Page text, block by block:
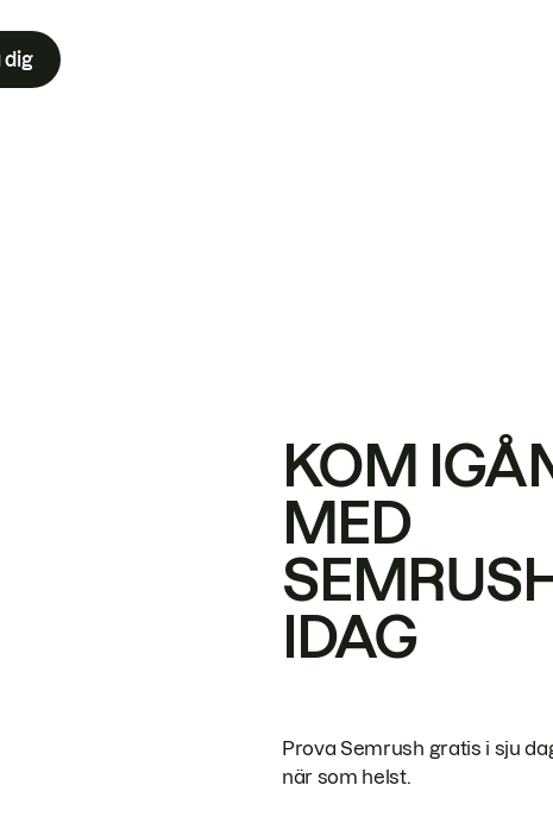
dig
KOM
MED
IDAG
Prova Semrush gratis i sju
när som helst.